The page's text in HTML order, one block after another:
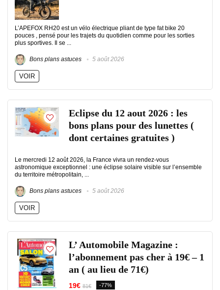
L’APEFOX RH20 est un vélo électrique pliant de type fat bike 20
pouces , pensé pour les trajets du quotidien comme pour les sorties
plus sportives. Il se ...
Bons plans astuces 5 août 2026
VOIR
Eclipse du 12 aout 2026 : les
bons plans pour des lunettes (
dont certaines gratuites )
Le mercredi 12 août 2026, la France vivra un rendez-vous
astronomique exceptionnel : une éclipse solaire visible sur l’ensemble
du territoire métropolitain, ...
Bons plans astuces 5 août 2026
VOIR
L’ Automobile Magazine :
l’abonnement pas cher à 19€ – 1
an ( au lieu de 71€)
19€ 81€ -77%